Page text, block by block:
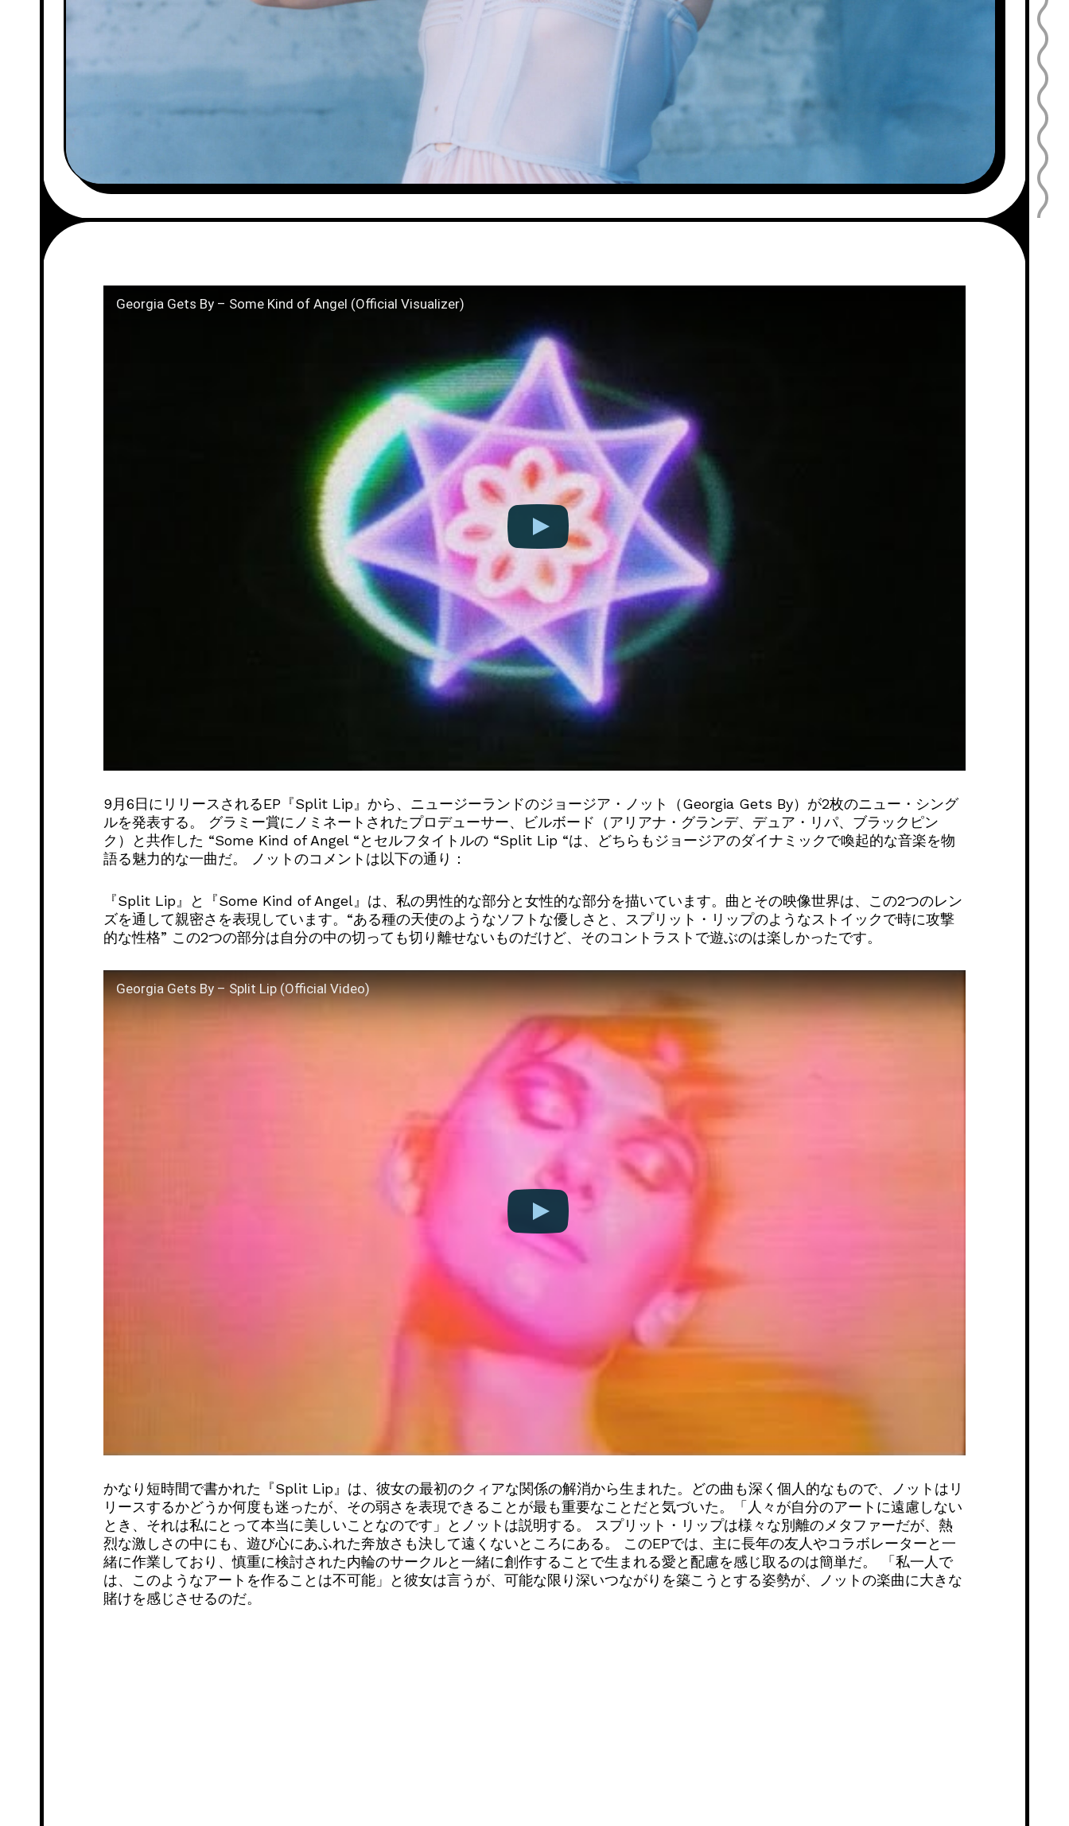
Georgia Gets By – Some Kind of Angel (Official Visualizer)
9月6日にリリースされるEP『Split Lip』から、ニュージーランドのジョージア・ノット（Georgia Gets By）が2枚のニュー・シング
ルを発表する。 グラミー賞にノミネートされたプロデューサー、ビルボード（アリアナ・グランデ、デュア・リパ、ブラックピン
ク）と共作した “Some Kind of Angel “とセルフタイトルの “Split Lip “は、どちらもジョージアのダイナミックで喚起的な音楽を物
語る魅力的な一曲だ。 ノットのコメントは以下の通り：
『Split Lip』と『Some Kind of Angel』は、私の男性的な部分と女性的な部分を描いています。曲とその映像世界は、この2つのレン
ズを通して親密さを表現しています。“ある種の天使のようなソフトな優しさと、スプリット・リップのようなストイックで時に攻撃
的な性格” この2つの部分は自分の中の切っても切り離せないものだけど、そのコントラストで遊ぶのは楽しかったです。
Georgia Gets By – Split Lip (Official Video)
かなり短時間で書かれた『Split Lip』は、彼女の最初のクィアな関係の解消から生まれた。どの曲も深く個人的なもので、ノットはリ
リースするかどうか何度も迷ったが、その弱さを表現できることが最も重要なことだと気づいた。「人々が自分のアートに遠慮しない
とき、それは私にとって本当に美しいことなのです」とノットは説明する。 スプリット・リップは様々な別離のメタファーだが、熱
烈な激しさの中にも、遊び心にあふれた奔放さも決して遠くないところにある。 このEPでは、主に長年の友人やコラボレーターと一
緒に作業しており、慎重に検討された内輪のサークルと一緒に創作することで生まれる愛と配慮を感じ取るのは簡単だ。 「私一人で
は、このようなアートを作ることは不可能」と彼女は言うが、可能な限り深いつながりを築こうとする姿勢が、ノットの楽曲に大きな
賭けを感じさせるのだ。